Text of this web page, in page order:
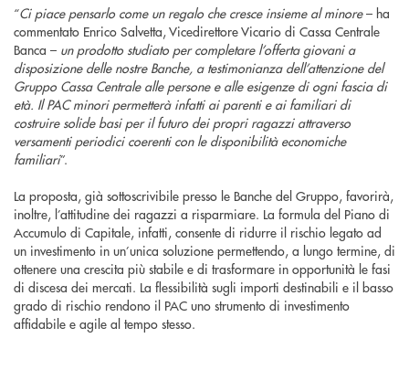
“Ci piace pensarlo come un regalo che cresce insieme al minore– ha
commentato Enrico Salvetta, Vicedirettore Vicario di Cassa Centrale
Banca – un prodotto studiato per completare l’offerta giovani a
disposizione delle nostre Banche, a testimonianza dell’attenzione del
Gruppo Cassa Centrale alle persone e alle esigenze di ogni fascia di
età. Il PAC minori permetterà infatti ai parenti e ai familiari di
costruire solide basi per il futuro dei propri ragazzi attraverso
versamenti periodici coerenti con le disponibilità economiche
familiari”.
La proposta, già sottoscrivibile presso le Banche del Gruppo, favorirà,
inoltre, l’attitudine dei ragazzi a risparmiare. La formula del Piano di
Accumulo di Capitale, infatti, consente di ridurre il rischio legato ad
un investimento in un’unica soluzione permettendo, a lungo termine, di
ottenere una crescita più stabile e di trasformare in opportunità le fasi
di discesa dei mercati. La flessibilità sugli importi destinabili e il basso
grado di rischio rendono il PAC uno strumento di investimento
affidabile e agile al tempo stesso.